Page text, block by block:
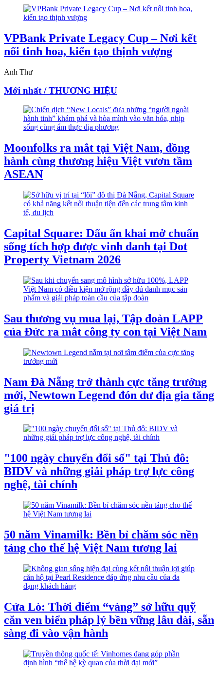
VPBank Private Legacy Cup – Nơi kết
nối tinh hoa, kiến tạo thịnh vượng
Anh Thư
Mới nhất / THƯƠNG HIỆU
Moonfolks ra mắt tại Việt Nam, đồng
hành cùng thương hiệu Việt vươn tầm
ASEAN
Capital Square: Dấu ấn khai mở chuẩn
sống tích hợp được vinh danh tại Dot
Property Vietnam 2026
Sau thương vụ mua lại, Tập đoàn LAPP
của Đức ra mắt công ty con tại Việt Nam
Nam Đà Nẵng trở thành cực tăng trưởng
mới, Newtown Legend đón dư địa gia tăng
giá trị
"100 ngày chuyển đổi số" tại Thủ đô:
BIDV và những giải pháp trợ lực công
nghệ, tài chính
50 năm Vinamilk: Bền bỉ chăm sóc nền
tảng cho thế hệ Việt Nam tương lai
Cửa Lò: Thời điểm “vàng” sở hữu quỹ
căn ven biển pháp lý bền vững lâu dài, sẵn
sàng đi vào vận hành